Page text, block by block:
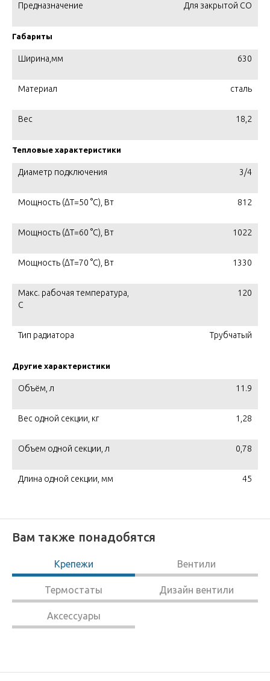
Предназначение Для закрытой СО
Габариты
Ширина,мм 630
Материал сталь
Вес 18,2
Тепловые характеристики
Диаметр подключения 3/4
Мощность (ΔT=50 °C), Вт 812
Мощность (ΔT=60 °C), Вт 1022
Мощность (ΔT=70 °C), Вт 1330
Макс. рабочая температура,
C
120
Тип радиатора Трубчатый
Другие характеристики
Объём, л 11.9
Вес одной секции, кг 1,28
Объем одной секции, л 0,78
Длина одной секции, мм 45
Вам также понадобятся
Крепежи Вентили
Термостаты Дизайн вентили
Аксессуары